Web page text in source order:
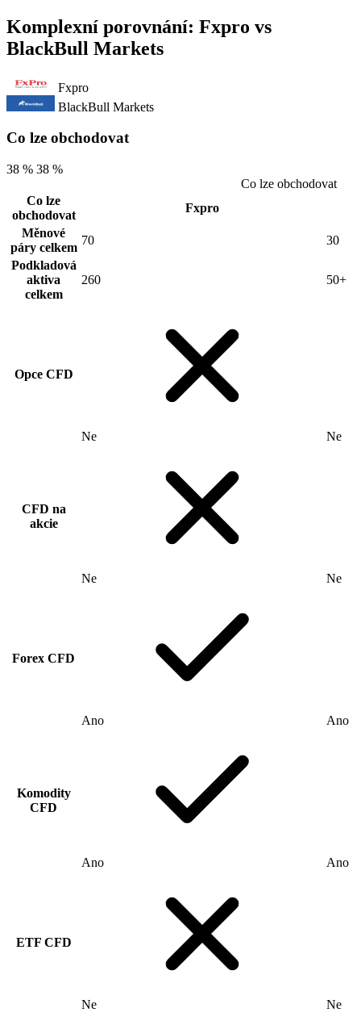
Komplexní porovnání: Fxpro vs
BlackBull Markets
Fxpro
BlackBull Markets
Co lze obchodovat
38 % 38 %
Co lze obchodovat
Co lze
obchodovat
Fxpro
Měnové
páry celkem
70
30
Podkladová
aktiva
celkem
260 50+
Opce CFD
Ne Ne
CFD na
akcie
Ne Ne
Forex CFD
Ano Ano
Komodity
CFD
Ano Ano
ETF CFD
Ne Ne